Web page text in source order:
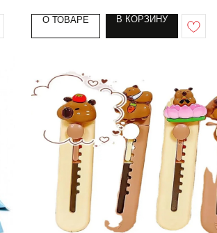
О ТОВАРЕ В КОРЗИНУ